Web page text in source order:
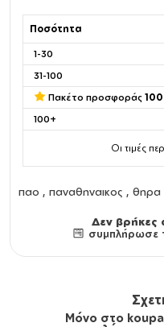
Ποσότητα
1-30
31-100
Πακέτο προσφοράς 100
100+
Οι τιμές
παο , παναθηναικος ,
Δεν βρήκες
συμπλήρωσε
Μόνο στο